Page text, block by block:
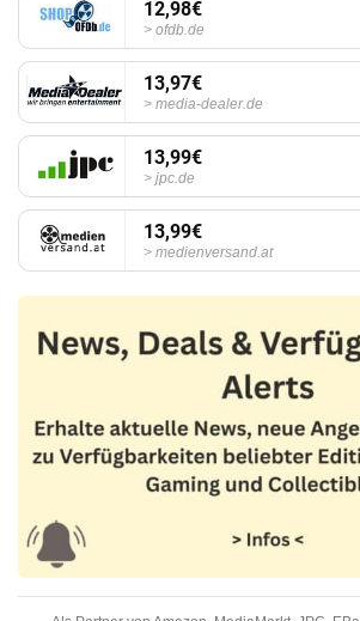
12,98€
ofdb.de
13,97€
media-dealer.de
13,99€
jpc.de
13,99€
medienversand.at